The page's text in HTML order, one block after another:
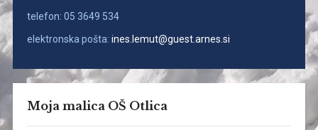
telefon: 05 3649 534
elektronska pošta: ines.lemut@guest.arnes.si
Moja malica OŠ Otlica